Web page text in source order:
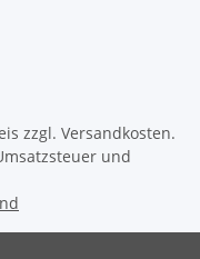
zzgl. Versandkosten.
und